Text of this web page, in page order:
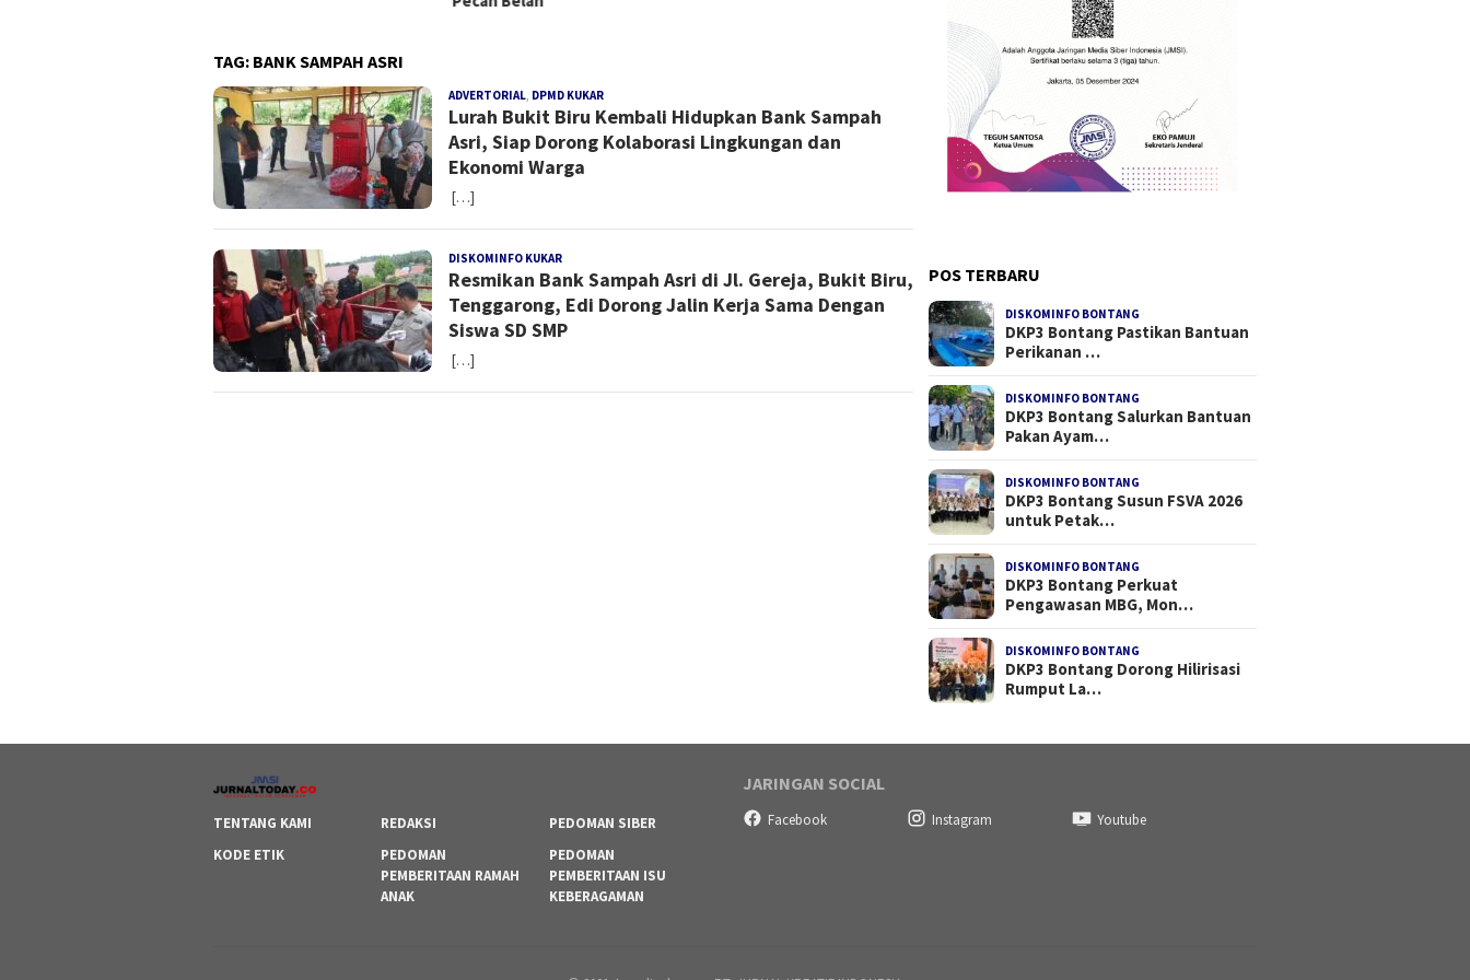
TAG: BANK SAMPAH ASRI
ADVERTORIAL, DPMD KUKAR
Kukar
Lurah Bukit Biru Kembali Hidupkan Bank Sampah
Asri, Siap Dorong Kolaborasi Lingkungan dan
Ekonomi Warga
[…]
DISKOMINFO KUKAR
Kukar
Resmikan Bank Sampah Asri di Jl. Gereja, Bukit Biru,
Tenggarong, Edi Dorong Jalin Kerja Sama Dengan
Siswa SD SMP
[…]
POS TERBARU
DISKOMINFO BONTANG
DKP3 Bontang Pastikan Bantuan
Perikanan …
DISKOMINFO BONTANG
DKP3 Bontang Salurkan Bantuan
Pakan Ayam…
DISKOMINFO BONTANG
DKP3 Bontang Susun FSVA 2026
untuk Petak…
DISKOMINFO BONTANG
DKP3 Bontang Perkuat
Pengawasan MBG, Mon…
DISKOMINFO BONTANG
DKP3 Bontang Dorong Hilirisasi
Rumput La…
TENTANG KAMI REDAKSI
PEDOMAN SIBER
KODE ETIK
PEDOMAN
PEMBERITAAN RAMAH
ANAK
PEDOMAN
PEMBERITAAN ISU
KEBERAGAMAN
JARINGAN SOCIAL
Facebook Instagram Youtube